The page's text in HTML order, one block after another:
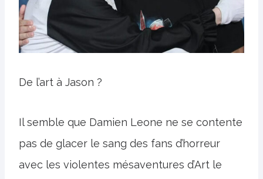
De l’art à Jason ?
Il semble que Damien Leone ne se contente
pas de glacer le sang des fans d’horreur
avec les violentes mésaventures d’Art le